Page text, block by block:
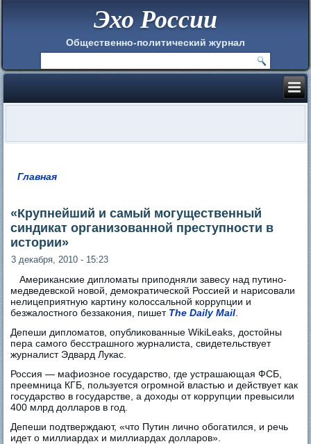
Эхо России
Общественно-политический журнал
Главная
«Крупнейший и самый могущественный
синдикат организованной преступности в
истории»
3 декабря, 2010 - 15:23
Американские дипломаты приподняли завесу над путино-
медведевской новой, демократической Россией и нарисовали
нелицеприятную картину колоссальной коррупции и
безжалостного беззакония, пишет The Daily Mail
Депеши дипломатов, опубликованные WikiLeaks, достойны
пера самого бесстрашного журналиста, свидетельствует
журналист Эдвард Лукас.
Россия — мафиозное государство, где устрашающая ФСБ,
преемница КГБ, пользуется огромной властью и действует как
государство в государстве, а доходы от коррупции превысили
400 млрд долларов в год.
Депеши подтверждают, «что Путин лично обогатился, и речь
идет о миллиардах и миллиардах долларов».